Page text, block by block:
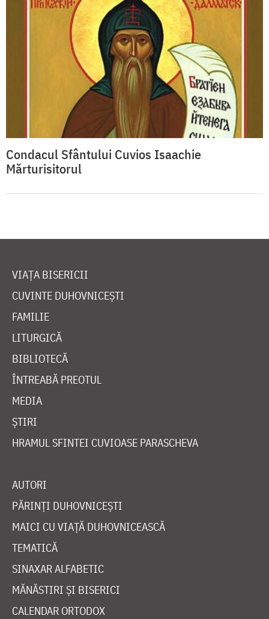
Condacul Sfântului Cuvios Isaachie
Mărturisitorul
VIAȚA BISERICII
CUVINTE DUHOVNICEȘTI
FAMILIE
LITURGICĂ
BIBLIOTECĂ
ÎNTREABĂ PREOTUL
MEDIA
ȘTIRI
HRAMUL SFINTEI CUVIOASE PARASCHEVA
AUTORI
PĂRINȚI DUHOVNICEȘTI
MAICI CU VIAȚĂ DUHOVNICEASCĂ
TEMATICĂ
SINAXAR ALFABETIC
MĂNĂSTIRI ȘI BISERICI
CALENDAR ORTODOX